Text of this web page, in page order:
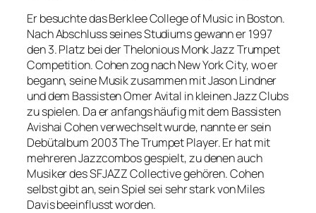
Er besuchte das Berklee College of Music in Boston.
Nach Abschluss seines Studiums gewann er 1997
den 3. Platz bei der Thelonious Monk Jazz Trumpet
Competition. Cohen zog nach New York City, wo er
begann, seine Musik zusammen mit Jason Lindner
und dem Bassisten Omer Avital in kleinen Jazz Clubs
zu spielen. Da er anfangs häufig mit dem Bassisten
Avishai Cohen verwechselt wurde, nannte er sein
Debütalbum 2003 The Trumpet Player. Er hat mit
mehreren Jazzcombos gespielt, zu denen auch
Musiker des SFJAZZ Collective gehören. Cohen
selbst gibt an, sein Spiel sei sehr stark von Miles
Davis beeinflusst worden.